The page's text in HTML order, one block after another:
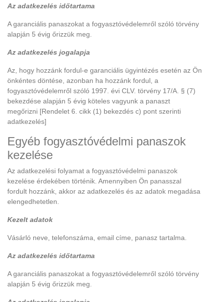
Az adatkezelés időtartama
A garanciális panaszokat a fogyasztóvédelemről szóló törvény
alapján 5 évig őrizzük meg.
Az adatkezelés jogalapja
Az, hogy hozzánk fordul-e garanciális ügyintézés esetén az Ön
önkéntes döntése, azonban ha hozzánk fordul, a
fogyasztóvédelemről szóló 1997. évi CLV. törvény 17/A. § (7)
bekezdése alapján 5 évig köteles vagyunk a panaszt
megőrizni [Rendelet 6. cikk (1) bekezdés c) pont szerinti
adatkezelés]
Egyéb fogyasztóvédelmi panaszok
kezelése
Az adatkezelési folyamat a fogyasztóvédelmi panaszok
kezelése érdekében történik. Amennyiben Ön panasszal
fordult hozzánk, akkor az adatkezelés és az adatok megadása
elengedhetetlen.
Kezelt adatok
Vásárló neve, telefonszáma, email címe, panasz tartalma.
Az adatkezelés időtartama
A garanciális panaszokat a fogyasztóvédelemről szóló törvény
alapján 5 évig őrizzük meg.